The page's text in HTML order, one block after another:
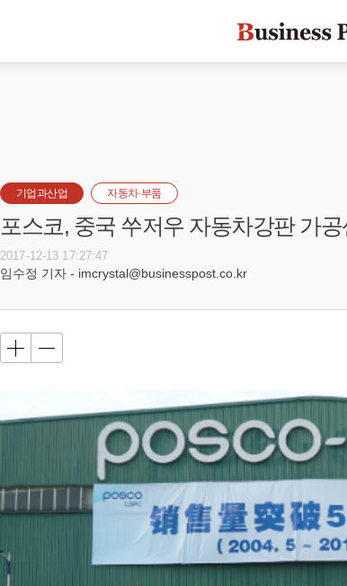
기업과산업 자동차·부품
포스코, 중국 쑤저우 자동차강판 가
2017-12-13 17:27:47
임수정 기자 - imcrystal@businesspost.co.kr